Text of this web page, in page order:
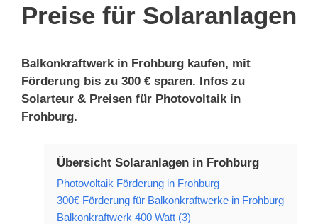
Preise für Solaranlagen
Balkonkraftwerk in Frohburg kaufen, mit
Förderung bis zu 300 € sparen. Infos zu
Solarteur & Preisen für Photovoltaik in
Frohburg.
Übersicht Solaranlagen in Frohburg
Photovoltaik Förderung in Frohburg
300€ Förderung für Balkonkraftwerke in Frohburg
Balkonkraftwerk 400 Watt (3)